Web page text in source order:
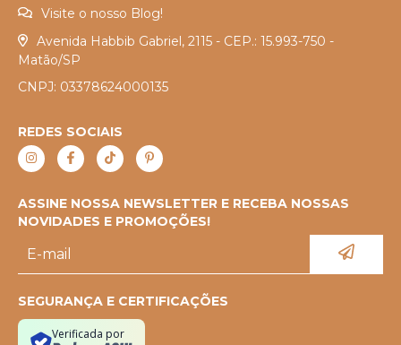
Visite o nosso Blog!
Avenida Habbib Gabriel, 2115 - CEP.: 15.993-750 -
Matão/SP
CNPJ: 03378624000135
REDES SOCIAIS
ASSINE NOSSA NEWSLETTER E RECEBA NOSSAS
NOVIDADES E PROMOÇÕES!
SEGURANÇA E CERTIFICAÇÕES
Verificada por